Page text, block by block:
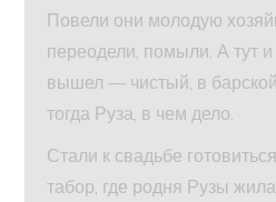
Повели они молодую
переодели, помыли. А тут и
вышел — чистый, в
тогда Руза, в чем дело.
Стали к свадьбе
табор, где родня Рузы